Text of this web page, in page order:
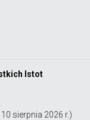
Istot
sierpnia 2026 r.)